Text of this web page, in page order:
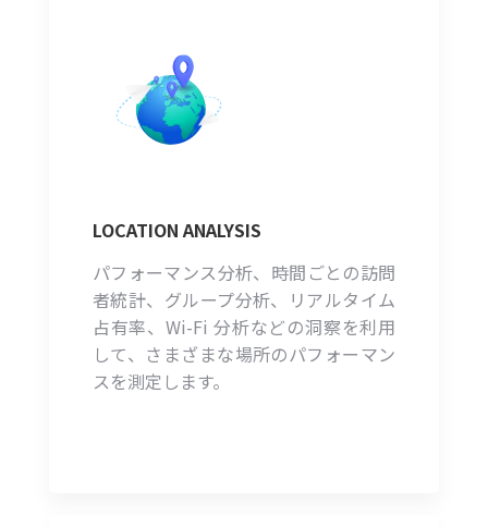
LOCATION ANALYSIS
パフォーマンス分析、時間ごとの訪問
者統計、グループ分析、リアルタイム
占有率、Wi-Fi 分析などの洞察を利用
して、さまざまな場所のパフォーマン
スを測定します。